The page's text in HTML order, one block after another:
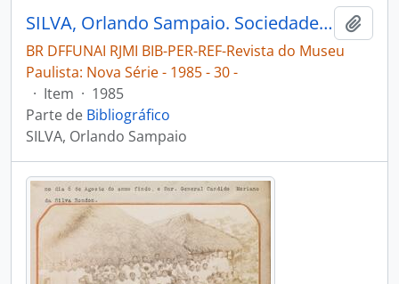
SILVA, Orlando Sampaio. Sociedade Wapixána: ritos e mitos [registros preliminares] [Revista do Museu Paulista: Nova Série]
BR DFFUNAI RJMI BIB-PER-REF-Revista do Museu
Paulista: Nova Série - 1985 - 30 -
· Item · 1985
Parte de Bibliográfico
SILVA, Orlando Sampaio